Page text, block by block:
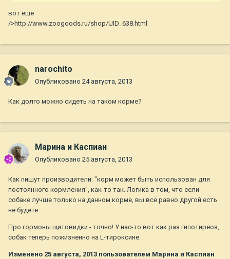
вот еще
/>http://www.zoogoods.ru/shop/UID_638.html
narochito
Опубликовано 24 августа, 2013
Как долго можно сидеть на таком корме?
Марина и Каспиан
Опубликовано 25 августа, 2013
Как пишут производители: "корм может быть использован для
постоянного кормления", как-то так. Логика в том, что если
собаке лучше только на данном корме, вы все равно другой есть
не будете.
Про гормоны щитовидки - точно! У нас-то вот как раз гипотиреоз,
собак теперь пожизненно на L-тироксине.
Изменено 25 августа, 2013 пользователем Марина и Каспиан